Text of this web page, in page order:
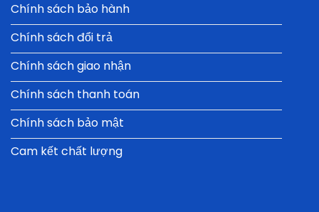
Chính sách bảo hành
Chính sách đổi trả
Chính sách giao nhận
Chính sách thanh toán
Chính sách bảo mật
Cam kết chất lượng